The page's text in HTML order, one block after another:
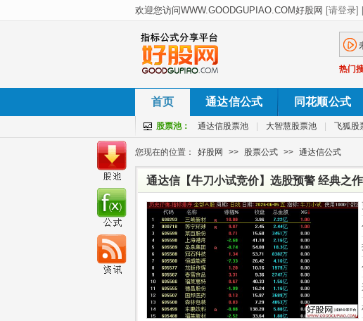
热门
首页 通达信公式 同花顺公式
股票池： 通达信股票池 大智慧股票池 飞狐股
您现在的位置： 好股网 >> 股票公式 >> 通达信公式
通达信【牛刀小试竞价】选股预警 经典之